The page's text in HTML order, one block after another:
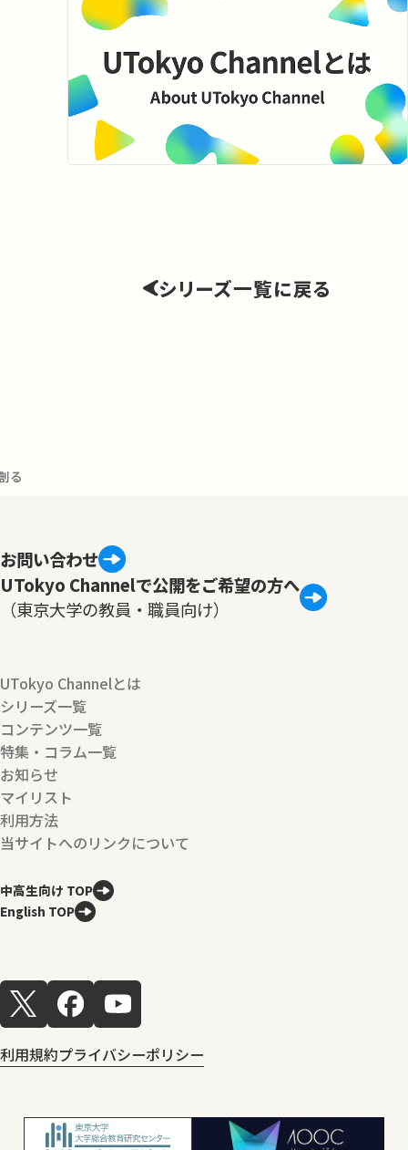
シリーズ一覧に戻る
る
お問い合わせ
UTokyo Channelで公開をご希望の方へ
（東京大学の教員・職員向け）
UTokyo Channelとは
シリーズ一覧
コンテンツ一覧
特集・コラム一覧
お知らせ
マイリスト
利用方法
当サイトへのリンクについて
中高生向け TOP
English TOP
利用規約プライバシーポリシー